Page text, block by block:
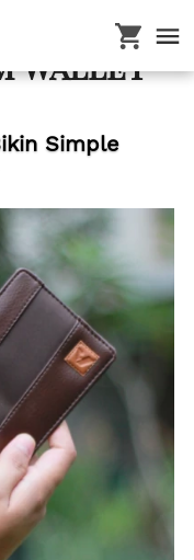
Wallet
Simple